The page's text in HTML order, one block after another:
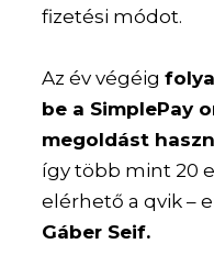
fizetési módot.
Az év végéig
be a SimplePay
megoldást
így több mint 20
elérhető a qvik –
Gáber Seif.